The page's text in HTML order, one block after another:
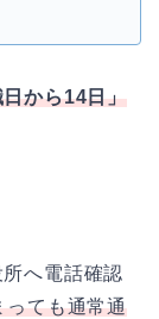
から14日」
へ電話確認
っても通常通